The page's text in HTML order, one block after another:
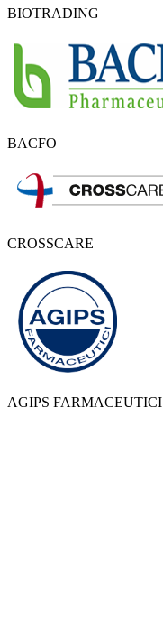
BIOTRADING
BACFO
CROSSCARE
AGIPS FARMACEUTICI